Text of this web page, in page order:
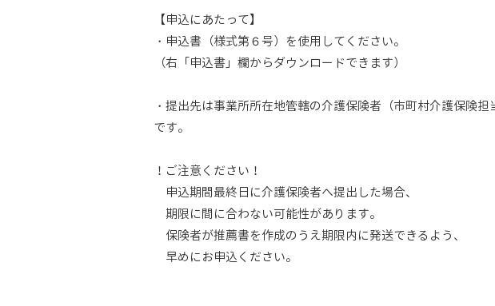
【申込にあたって】
・申込書（様式第６号）を使用してください。
（右「申込書」欄からダウンロードできます）
・提出先は事業所所在地管轄の介護保険者（市町村介護保険担
です。
！ご注意ください！
申込期間最終日に介護保険者へ提出した場合、
期限に間に合わない可能性があります。
保険者が推薦書を作成のうえ期限内に発送できるよう、
早めにお申込ください。